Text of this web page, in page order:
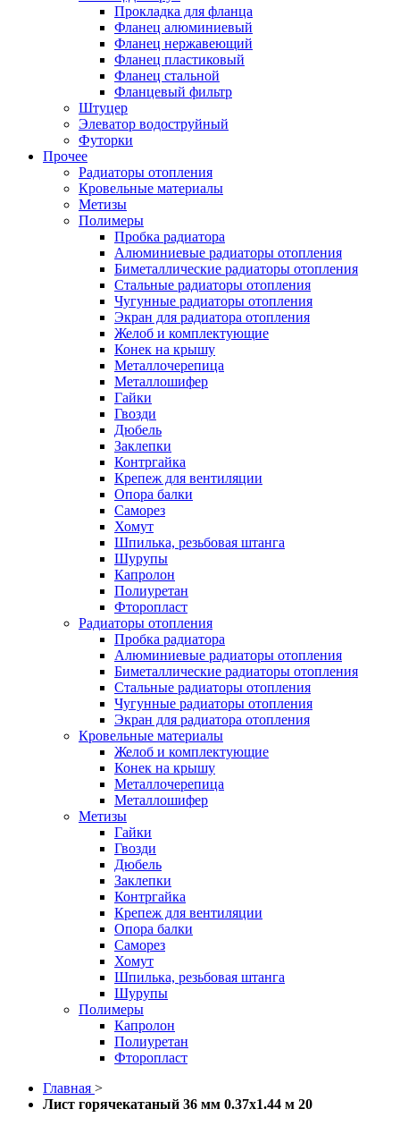
Прокладка для фланца
Фланец алюминиевый
Фланец нержавеющий
Фланец пластиковый
Фланец стальной
Фланцевый фильтр
Штуцер
Элеватор водоструйный
Футорки
Прочее
Радиаторы отопления
Кровельные материалы
Метизы
Полимеры
Пробка радиатора
Алюминиевые радиаторы отопления
Биметаллические радиаторы отопления
Стальные радиаторы отопления
Чугунные радиаторы отопления
Экран для радиатора отопления
Желоб и комплектующие
Конек на крышу
Металлочерепица
Металлошифер
Гайки
Гвозди
Дюбель
Заклепки
Контргайка
Крепеж для вентиляции
Опора балки
Саморез
Хомут
Шпилька, резьбовая штанга
Шурупы
Капролон
Полиуретан
Фторопласт
Радиаторы отопления
Пробка радиатора
Алюминиевые радиаторы отопления
Биметаллические радиаторы отопления
Стальные радиаторы отопления
Чугунные радиаторы отопления
Экран для радиатора отопления
Кровельные материалы
Желоб и комплектующие
Конек на крышу
Металлочерепица
Металлошифер
Метизы
Гайки
Гвозди
Дюбель
Заклепки
Контргайка
Крепеж для вентиляции
Опора балки
Саморез
Хомут
Шпилька, резьбовая штанга
Шурупы
Полимеры
Капролон
Полиуретан
Фторопласт
Главная >
Лист горячекатаный 36 мм 0.37х1.44 м 20